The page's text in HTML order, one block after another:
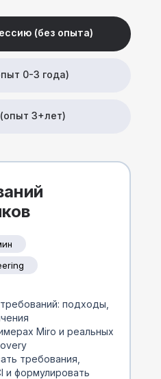
(без опыта)
0-3 года)
3+лет)
подходы,
Miro и реальных
требования,
и формулировать